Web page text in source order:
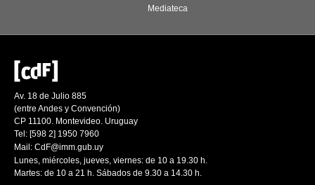
Mediateca
Av. 18 de Julio 885
(entre Andes y Convención)
CP 11100. Montevideo. Uruguay
Tel: [598 2] 1950 7960
Mail: CdF@imm.gub.uy
Lunes, miércoles, jueves, viernes: de 10 a 19.30 h.
Martes: de 10 a 21 h. Sábados de 9.30 a 14.30 h.